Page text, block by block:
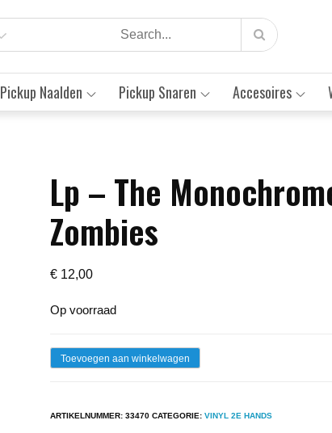
Pickup Naalden Pickup Snaren Accesoires
Lp – The
Zombies
€ 12,00
Op voorraad
LpToevoegen aan winkelwagen
ARTIKELNUMMER:33470 CATEGORIE:VINYL 2E HANDS